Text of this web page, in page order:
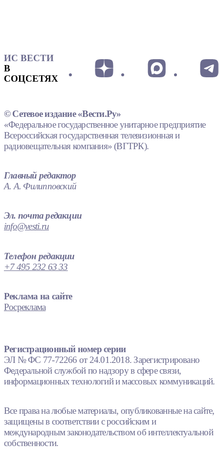
ИС ВЕСТИ
В
СОЦСЕТЯХ
© Сетевое издание «Вести.Ру»
«Федеральное государственное унитарное предприятие
Всероссийская государственная телевизионная и
радиовещательная компания» (ВГТРК).
Главный редактор
А. А. Филипповский
Эл. почта редакции
info@vesti.ru
Телефон редакции
+7 495 232 63 33
Реклама на сайте
Росреклама
Регистрационный номер серии
ЭЛ № ФС 77-72266 от 24.01.2018. Зарегистрировано
Федеральной службой по надзору в сфере связи,
информационных технологий и массовых коммуникаций.
Все права на любые материалы, опубликованные на сайте,
защищены в соответствии с российским и
международным законодательством об интеллектуальной
собственности.